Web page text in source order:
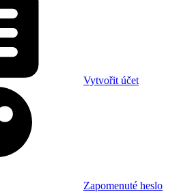
Vytvořit účet
Zapomenuté heslo